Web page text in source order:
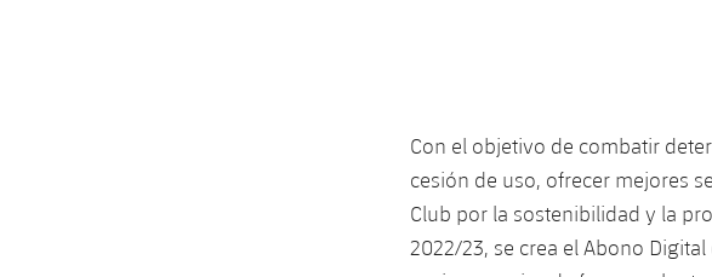
Con el objetivo de combatir
cesión de uso, ofrecer mejores
Club por la sostenibilidad y la
2022/23, se crea el Abono